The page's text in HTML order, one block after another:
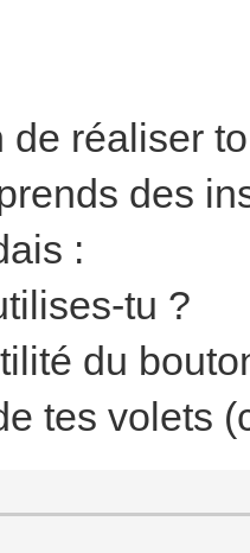
de réaliser
des
:
tu ?
du
tes volets